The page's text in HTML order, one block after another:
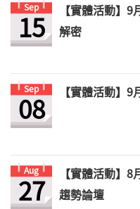
Sep
15
【實體活動】
解密
Sep
08 【實體活動】
Aug
27
【實體活動】
趨勢論壇